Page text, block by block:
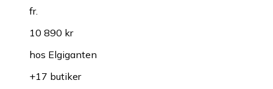
fr.
10 890 kr
hos Elgiganten
+17 butiker